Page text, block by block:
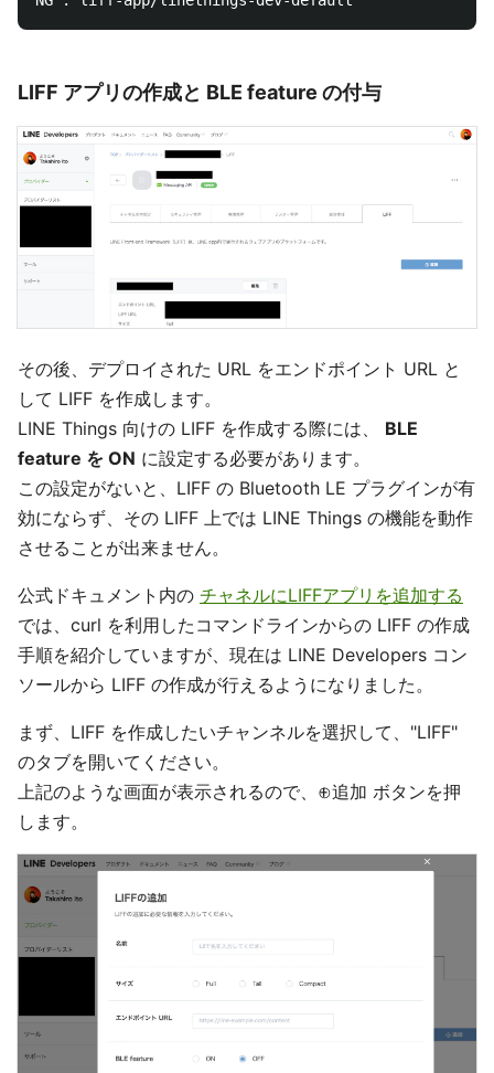
LIFF アプリの作成と BLE feature の付与
その後、デプロイされた URL をエンドポイント URL と
して LIFF を作成します。
LINE Things 向けの LIFF を作成する際には、 BLE
feature を ON に設定する必要があります。
この設定がないと、LIFF の Bluetooth LE プラグインが有
効にならず、その LIFF 上では LINE Things の機能を動作
させることが出来ません。
公式ドキュメント内の チャネルにLIFFアプリを追加する
では、curl を利用したコマンドラインからの LIFF の作成
手順を紹介していますが、現在は LINE Developers コン
ソールから LIFF の作成が行えるようになりました。
まず、LIFF を作成したいチャンネルを選択して、"LIFF"
のタブを開いてください。
上記のような画面が表示されるので、⊕追加 ボタンを押
します。